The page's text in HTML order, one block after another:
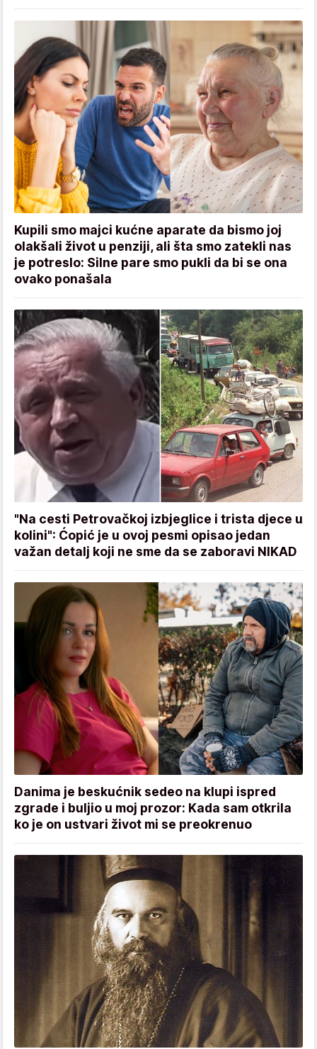
Kupili smo majci kućne aparate da bismo joj
olakšali život u penziji, ali šta smo zatekli nas
je potreslo: Silne pare smo pukli da bi se ona
ovako ponašala
"Na cesti Petrovačkoj izbjeglice i trista djece u
kolini": Ćopić je u ovoj pesmi opisao jedan
važan detalj koji ne sme da se zaboravi NIKAD
Danima je beskućnik sedeo na klupi ispred
zgrade i buljio u moj prozor: Kada sam otkrila
ko je on ustvari život mi se preokrenuo